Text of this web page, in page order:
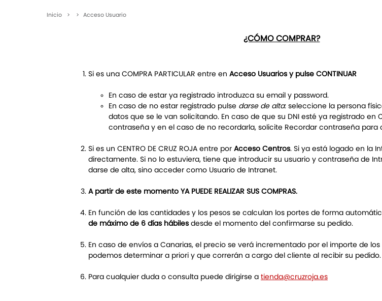
Inicio > > Acceso Usuario
¿CÓMO COMPRAR?
Si es una COMPRA PARTICULAR entre en Acceso Usuarios y pulse CONTINUAR
En caso de estar ya registrado introduzca su email y password.
En caso de no estar registrado pulse darse de alta: seleccione la persona
datos que se le van solicitando. En caso de que su DNI esté ya registrado en
contraseña y en el caso de no recordarla, solicite Recordar contraseña para
Si es un CENTRO DE CRUZ ROJA entre por Acceso Centros. Si ya está logado en la
directamente. Si no lo estuviera, tiene que introducir su usuario y contraseña de
darse de alta, sino acceder como Usuario de Intranet.
A partir de este momento YA PUEDE REALIZAR SUS COMPRAS.
En función de las cantidades y los pesos se calculan los portes de forma
de máximo de 6 días hábilesdesde el momento del confirmarse su pedido.
En caso de envíos a Canarias, el precio se verá incrementado por el importe de
podemos determinar a priori y que correrán a cargo del cliente al recibir su pedido.
Para cualquier duda o consulta puede dirigirse a tienda@cruzroja.es